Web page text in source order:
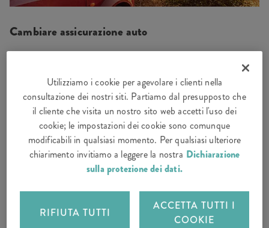
Cambiare assicurazione auto
cambiare la vostra assicurazione auto.
BYE, BYE
Utilizziamo i cookie per agevolare i clienti nella
consultazione dei nostri siti. Partiamo dal presupposto che
il cliente che visita un nostro sito web accetti l'uso dei
cookie; le impostazioni dei cookie sono comunque
modificabili in qualsiasi momento. Per qualsiasi ulteriore
chiarimento invitiamo a leggere la nostra Dichiarazione
sulla protezione dei dati.
RIFIUTA TUTTI
ACCETTA TUTTI I
COOKIE